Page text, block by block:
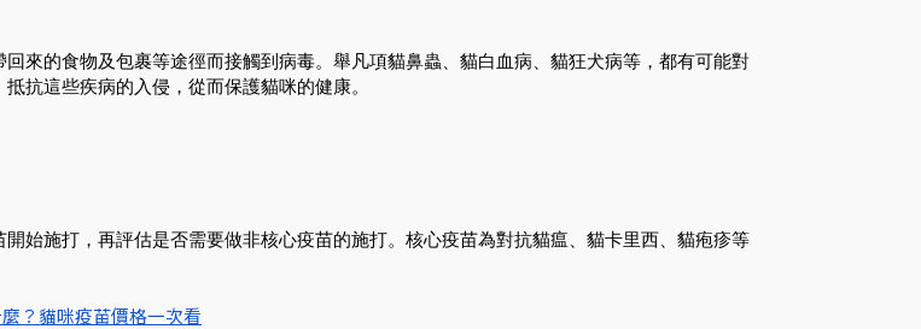
來的食物及包裹等途徑而接觸到病毒。舉凡項貓鼻蟲、貓白血病、貓狂犬病等，都有可能對
抗這些疾病的入侵，從而保護貓咪的健康。
始施打，再評估是否需要做非核心疫苗的施打。核心疫苗為對抗貓瘟、貓卡里西、貓疱疹等
？貓咪疫苗價格一次看